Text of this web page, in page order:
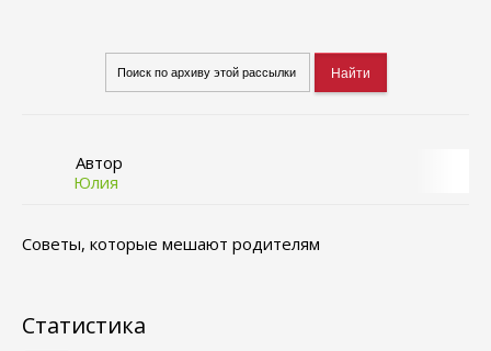
Автор
Юлия
Советы, которые мешают родителям
Статистика